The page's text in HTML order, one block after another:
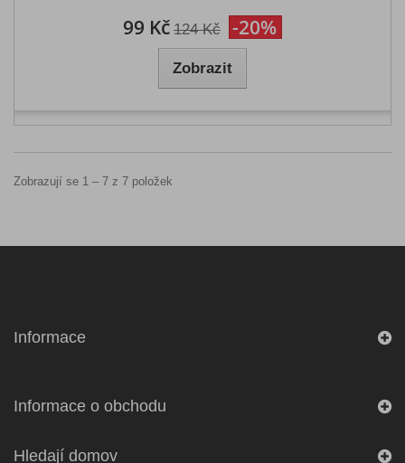
99 Kč 124 Kč -20%
Zobrazit
Zobrazují se 1 – 7 z 7 položek
Informace
Informace o obchodu
Hledají domov